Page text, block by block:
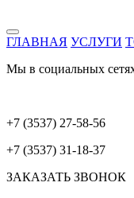
ГЛАВНАЯ УСЛУГИ
Мы в социальных
+7 (3537) 27-58-56
+7 (3537) 31-18-37
ЗАКАЗАТЬ ЗВОНОК